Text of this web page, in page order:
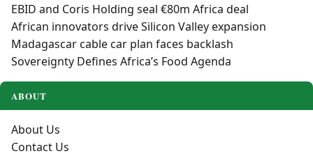
EBID and Coris Holding seal €80m Africa deal
African innovators drive Silicon Valley expansion
Madagascar cable car plan faces backlash
Sovereignty Defines Africa’s Food Agenda
ABOUT
About Us
Contact Us